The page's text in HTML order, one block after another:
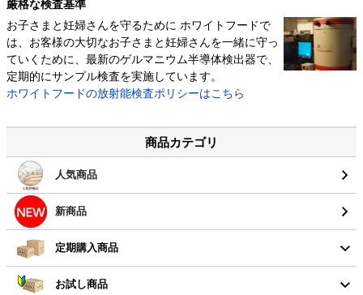
厳格な検査基準
お子さまと妊婦さんを守るために ホワイトフードで
は、お客様の大切なお子さまと妊婦さんを一緒に守っ
ていくために、最新のゲルマニウム半導体検出器で、
定期的にサンプル検査を実施しています。
ホワイトフードの放射能検査ポリシーはこちら
商品カテゴリ
人気商品
新商品
定期購入商品
お試し商品